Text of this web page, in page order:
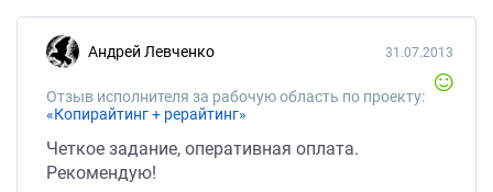
Андрей Левченко
Отзыв исполнителя за рабочую область по проекту:
«Копирайтинг + рерайтинг»
31.07.2013
Четкое задание, оперативная оплата.
Рекомендую!